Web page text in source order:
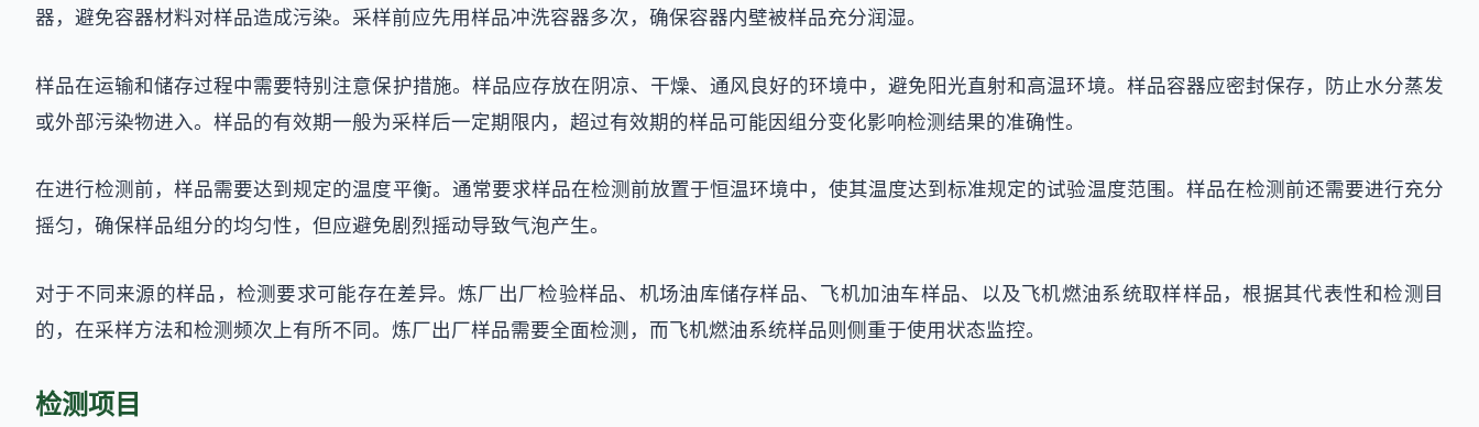
器，避免容器材料对样品造成污染。采样前应先用样品冲洗容器多次，确保容器内壁被样品充分润湿。
样品在运输和储存过程中需要特别注意保护措施。样品应存放在阴凉、干燥、通风良好的环境中，避免阳光直射和高温环境。样品容器应密封保存，防止水分蒸发
或外部污染物进入。样品的有效期一般为采样后一定期限内，超过有效期的样品可能因组分变化影响检测结果的准确性。
在进行检测前，样品需要达到规定的温度平衡。通常要求样品在检测前放置于恒温环境中，使其温度达到标准规定的试验温度范围。样品在检测前还需要进行充分
摇匀，确保样品组分的均匀性，但应避免剧烈摇动导致气泡产生。
对于不同来源的样品，检测要求可能存在差异。炼厂出厂检验样品、机场油库储存样品、飞机加油车样品、以及飞机燃油系统取样样品，根据其代表性和检测目
的，在采样方法和检测频次上有所不同。炼厂出厂样品需要全面检测，而飞机燃油系统样品则侧重于使用状态监控。
检测项目